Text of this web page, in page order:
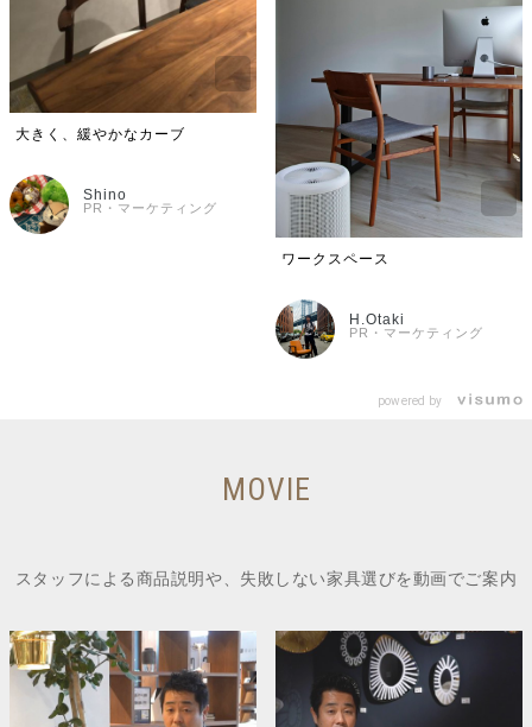
大きく、緩やかなカーブ
PR・マーケティング
Shino
ワークスペース
PR・マーケティング
H.Otaki
powered by
MOVIE
スタッフによる商品説明や、失敗しない家具選びを動画でご案内